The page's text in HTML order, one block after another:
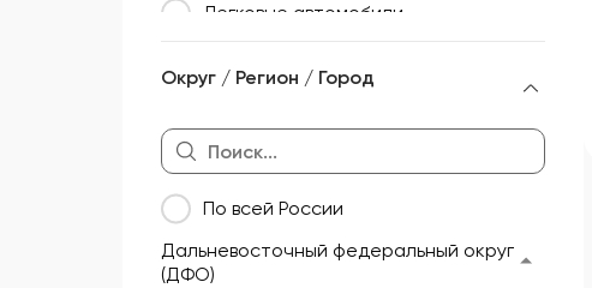
Легковые автомобили
активного отдыха
Недвижимость
Оборудование
Прицепы и полуприцепы
Округ / Регион / Город
По всей России
Дальневосточный федеральный округ
(ДФО)